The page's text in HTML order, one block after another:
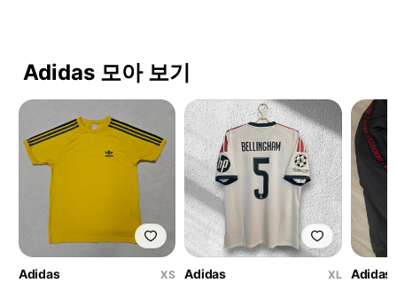
Adidas 모아 보기
Adidas
XS
Adidas
XL
Adidas